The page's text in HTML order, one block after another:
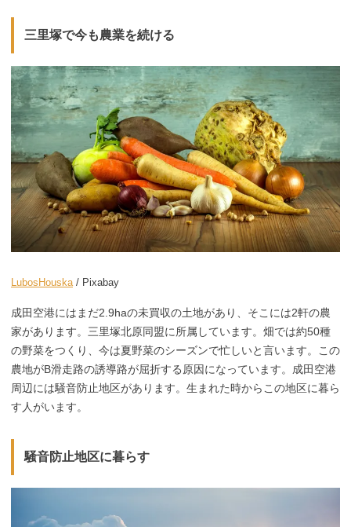
三里塚で今も農業を続ける
LubosHouska / Pixabay
成田空港にはまだ2.9haの未買収の土地があり、そこには2軒の農
家があります。三里塚北原同盟に所属しています。畑では約50種
の野菜をつくり、今は夏野菜のシーズンで忙しいと言います。この
農地がB滑走路の誘導路が屈折する原因になっています。成田空港
周辺には騒音防止地区があります。生まれた時からこの地区に暮ら
す人がいます。
騒音防止地区に暮らす